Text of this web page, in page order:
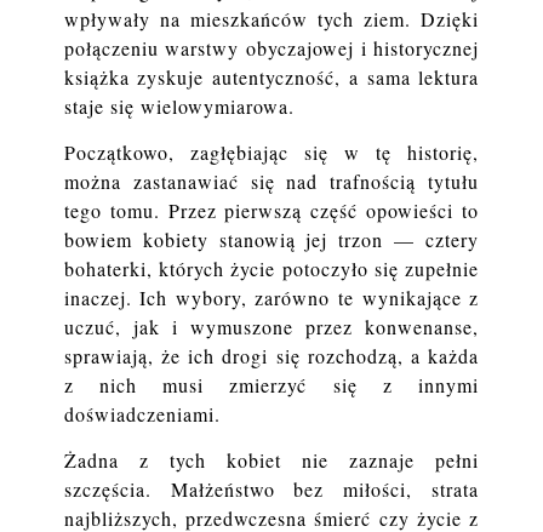
wpływały na mieszkańców tych ziem. Dzięki
połączeniu warstwy obyczajowej i historycznej
książka zyskuje autentyczność, a sama lektura
staje się wielowymiarowa.
Początkowo, zagłębiając się w tę historię,
można zastanawiać się nad trafnością tytułu
tego tomu. Przez pierwszą część opowieści to
bowiem kobiety stanowią jej trzon — cztery
bohaterki, których życie potoczyło się zupełnie
inaczej. Ich wybory, zarówno te wynikające z
uczuć, jak i wymuszone przez konwenanse,
sprawiają, że ich drogi się rozchodzą, a każda
z nich musi zmierzyć się z innymi
doświadczeniami.
Żadna z tych kobiet nie zaznaje pełni
szczęścia. Małżeństwo bez miłości, strata
najbliższych, przedwczesna śmierć czy życie z